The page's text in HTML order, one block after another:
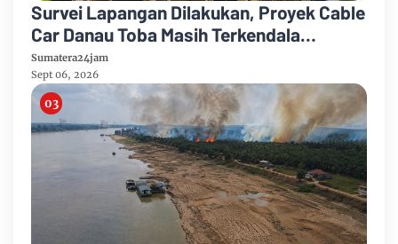
Survei Lapangan Dilakukan, Proyek Cable
Car Danau Toba Masih Terkendala
Pembebasan BPHTB di Sebagian Lahan
Sumatera24jam
Sept 06, 2026